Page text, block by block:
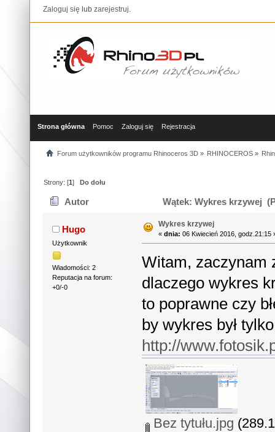
Zaloguj się lub zarejestruj.
Strona główna Pomoc Zaloguj się Rejestracja
Forum użytkowników programu Rhinoceros 3D» RHINOCEROS»
Strony: [1]Do dołu
Autor Wątek: Wykres krzywej
Hugo
Użytkownik
Wiadomości: 2
Reputacja na forum:
+0/-0
Wykres krzywej
«dnia: 06 Kwiecień 2016, godz.21:15
Witam, zaczynam
dlaczego wykres
to poprawne czy
by wykres był
http://
Bez tytułu.jpg